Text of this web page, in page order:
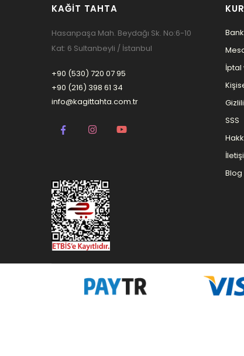
KAĞIT TAHTA
Hasanpaşa Mah. Beydağı Sk. No:6-10
Kat: 6 Sultanbeyli / İstanbul
+90 (530) 720 07 95
+90 (216) 398 61 34
info@kagittahta.com.tr
İptal
SSS
Blog